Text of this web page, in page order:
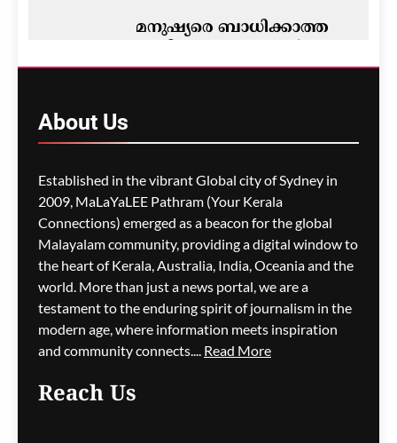
മനുഷ്യരെ ബാധിക്കാത്ത
എഐ ഉപയോഗിച്ച് 16
ago
0
കായനാട്ടിൽ വീണ്ടും
മണ്ണിടിച്ചിൽ;
പ്രദേശവാസികൾ ഭീതിയിൽ
മെഹ്റു ഇസ്മായില്‍
41 minutes
ago
0
About Us
Established in the vibrant Global city of Sydney in
2009, MaLaYaLEE Pathram (Your Kerala
Connections) emerged as a beacon for the global
Malayalam community, providing a digital window to
the heart of Kerala, Australia, India, Oceania and the
world. More than just a news portal, we are a
testament to the enduring spirit of journalism in the
modern age, where information meets inspiration
and community connects.... Read More
Reach Us